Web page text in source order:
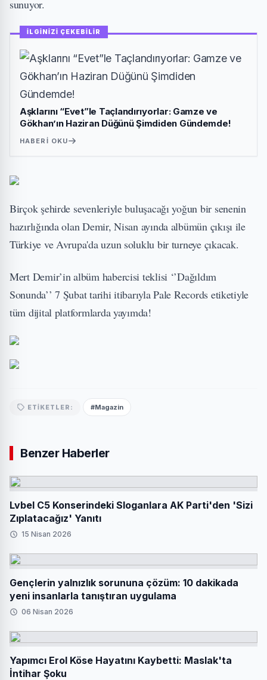
sunuyor.
İLGİNİZİ ÇEKEBİLİR
Aşklarını “Evet”le Taçlandırıyorlar: Gamze ve
Gökhan’ın Haziran Düğünü Şimdiden Gündemde!
HABERI OKU
Birçok şehirde sevenleriyle buluşacağı yoğun bir senenin
hazırlığında olan Demir, Nisan ayında albümün çıkışı ile
Türkiye ve Avrupa'da uzun soluklu bir turneye çıkacak.
Mert Demir’in albüm habercisi teklisi ‘’Dağıldım
Sonunda’’ 7 Şubat tarihi itibarıyla Pale Records etiketiyle
tüm dijital platformlarda yayımda!
ETIKETLER: #Magazin
Benzer Haberler
Lvbel C5 Konserindeki Sloganlara AK Parti'den 'Sizi
Zıplatacağız' Yanıtı
15 Nisan 2026
Gençlerin yalnızlık sorununa çözüm: 10 dakikada
yeni insanlarla tanıştıran uygulama
06 Nisan 2026
Yapımcı Erol Köse Hayatını Kaybetti: Maslak'ta
İntihar Şoku